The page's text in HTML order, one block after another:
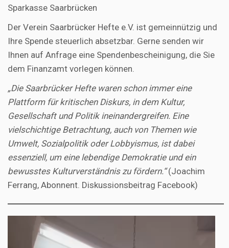
Sparkasse Saarbrücken
Der Verein Saarbrücker Hefte e.V. ist gemeinnützig und
Ihre Spende steuerlich absetzbar. Gerne senden wir
Ihnen auf Anfrage eine Spendenbescheinigung, die Sie
dem Finanzamt vorlegen können.
„Die Saarbrücker Hefte waren schon immer eine
Plattform für kritischen Diskurs, in dem Kultur,
Gesellschaft und Politik ineinandergreifen. Eine
vielschichtige Betrachtung, auch von Themen wie
Umwelt, Sozialpolitik oder Lobbyismus, ist dabei
essenziell, um eine lebendige Demokratie und ein
bewusstes Kulturverständnis zu fördern.“(Joachim
Ferrang, Abonnent. Diskussionsbeitrag Facebook)